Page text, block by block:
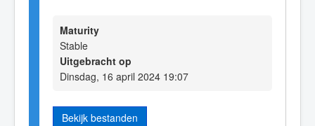
Maturity
Stable
Uitgebracht op
Dinsdag, 16 april 2024 19:07
Bekijk bestanden